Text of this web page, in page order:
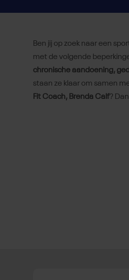
Ben jij op zoek naar een
met de volgende
chronische aandoening,
staan ze klaar om samen
Fit Coach, Brenda Calf?